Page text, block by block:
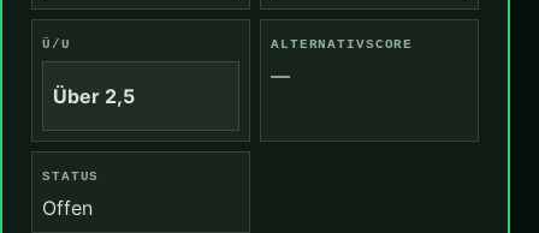
Ü/U
Über 2,5
ALTERNATIVSCORE
—
STATUS
Offen